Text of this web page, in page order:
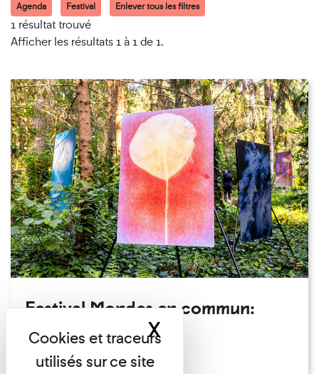
Agenda Festival Enlever tous les filtres
1 résultat trouvé
Afficher les résultats 1 à 1 de 1.
Festival Mondes en commun:
visite guidée
Festival
XMasquer le